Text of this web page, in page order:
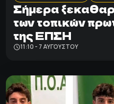
Σήμερα
των τοπικών
της ΕΠΣΗ
11:10 - 7 ΑΥΓΟΎΣΤΟΥ